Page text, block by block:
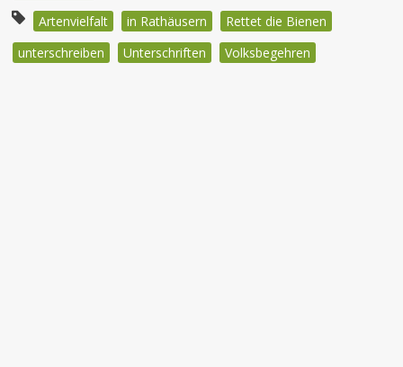
Artenvielfalt
in Rathäusern
Rettet die Bienen
unterschreiben
Unterschriften Volksbegehren